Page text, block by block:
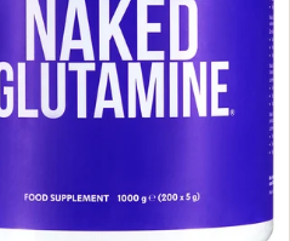
Meilleure Vente
de pois
de Whey en Poudre
de collagène
chocolat issu de vaches
à l'herbe
lait de vache nourrie à l'herbe à
vache nourrie à l'herbe